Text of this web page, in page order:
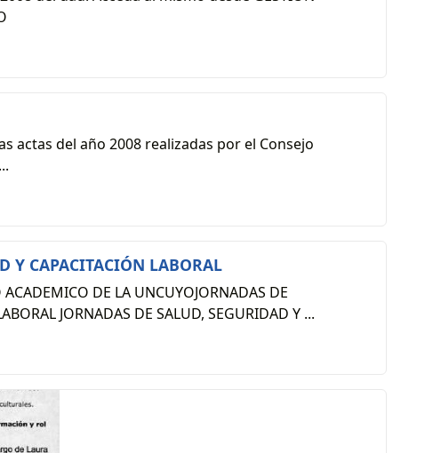
actas del año 2008 realizadas por el Consejo
Y CAPACITACIÓN LABORAL
DE LA UNCUYOJORNADAS DE
JORNADAS DE SALUD, SEGURIDAD Y ...